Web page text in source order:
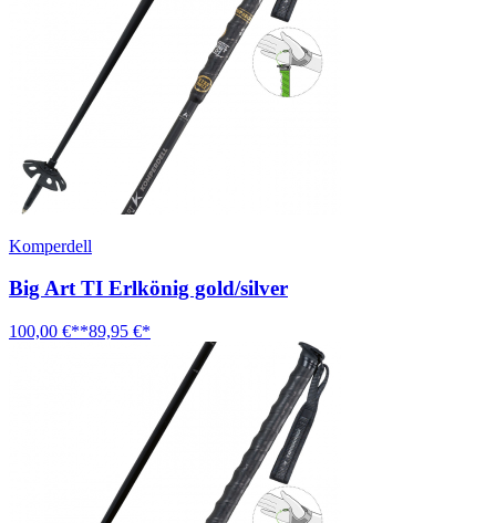
Komperdell
Big Art TI Erlkönig gold/silver
100,00 €**89,95 €*